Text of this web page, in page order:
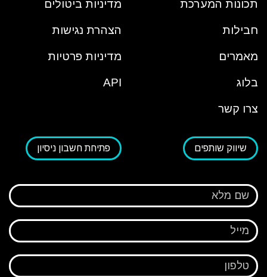
תכונות המערכת
חבילות
מאמרים
בלוג
צרו קשר
מדיניות ביטולים
הצהרת נגישות
מדיניות פרטיות
API
פתיחת חשבון ניסיון שיווק שותפים
שם מלא
מייל
טלפון